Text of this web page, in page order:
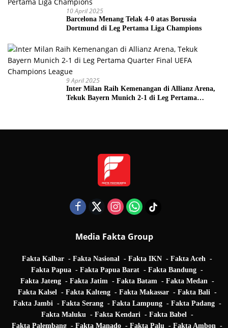
10 April 2025
Barcelona Menang Telak 4-0 atas Borussia
Dortmund di Leg Pertama Liga Champions
9 April 2025
Inter Milan Raih Kemenangan di Allianz Arena,
Tekuk Bayern Munich 2-1 di Leg Pertama
Media Fakta Group
Fakta Kalbar Fakta Nasional Fakta IKN
Fakta Aceh
Fakta Papua
Fakta Papua Barat
Fakta Bandung
Fakta Jateng
Fakta Jatim Fakta Batam
Fakta Medan
Fakta Kalsel
Fakta Kalteng Fakta Makassar
Fakta Bali
Fakta Jambi
Fakta Serang Fakta Lampung
Fakta Padang
Fakta Maluku
Fakta Kendari
Fakta Babel
Fakta Palembang
Fakta Manado Fakta Palu Fakta Ambon